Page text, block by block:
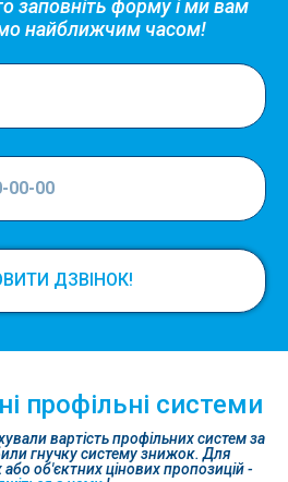
заповніть форму і ми вам
найближчим часом!
ДЗВІНОК!
профільні системи
вартість профільних систем за
гнучку систему знижок. Для
об'єктних цінових пропозицій -